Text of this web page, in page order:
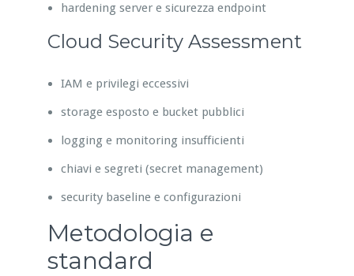
hardening server e sicurezza endpoint
Cloud Security Assessment
IAM e privilegi eccessivi
storage esposto e bucket pubblici
logging e monitoring insufficienti
chiavi e segreti (secret management)
security baseline e configurazioni
Metodologia e
standard